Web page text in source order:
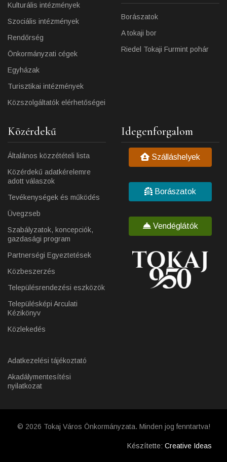
Kulturális intézmények
Szociális intézmények
Rendőrség
Önkormányzati cégek
Egyházak
Turisztikai intézmények
Közszolgáltatók elérhetőségei
Borászatok
A tokaji bor
Riedel Tokaji Furmint pohár
Közérdekű
Általános közzétételi lista
Közérdekű adatkérelemre
adott válaszok
Tevékenységek és működés
Üvegzseb
Szabályzatok, koncepciók,
gazdasági program
Partnerségi Egyeztetések
Közbeszerzés
Településrendezési eszközök
Településképi Arculati
Kézikönyv
Közlekedés
Adatkezelési tájékoztató
Akadálymentesítési
nyilatkozat
Idegenforgalom
Szálláshelyek
Borászatok
Vendéglátók
© 2026 Tokaj Város Önkormányzata. Minden jog fenntartva!
Készítette: Creative Ideas